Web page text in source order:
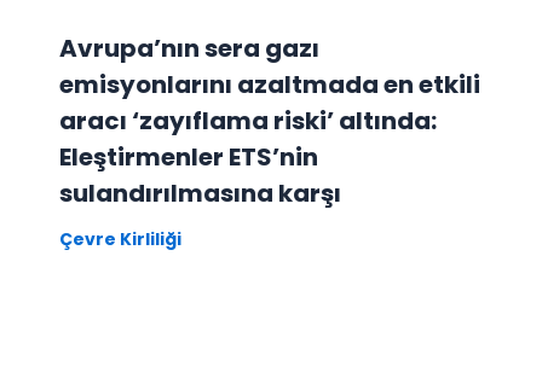
Avrupa’nın sera gazı
emisyonlarını azaltmada en etkili
aracı ‘zayıflama riski’ altında:
Eleştirmenler ETS’nin
sulandırılmasına karşı
Çevre Kirliliği